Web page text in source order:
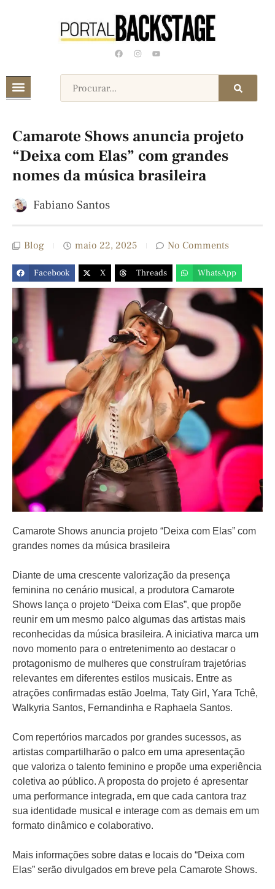
Camarote Shows anuncia projeto
“Deixa com Elas” com grandes
nomes da música brasileira
Fabiano Santos
Blog maio 22, 2025 No Comments
Facebook X Threads WhatsApp
Camarote Shows anuncia projeto “Deixa com Elas” com
grandes nomes da música brasileira
Diante de uma crescente valorização da presença
feminina no cenário musical, a produtora Camarote
Shows lança o projeto “Deixa com Elas”, que propõe
reunir em um mesmo palco algumas das artistas mais
reconhecidas da música brasileira. A iniciativa marca um
novo momento para o entretenimento ao destacar o
protagonismo de mulheres que construíram trajetórias
relevantes em diferentes estilos musicais. Entre as
atrações confirmadas estão Joelma, Taty Girl, Yara Tchê,
Walkyria Santos, Fernandinha e Raphaela Santos.
Com repertórios marcados por grandes sucessos, as
artistas compartilharão o palco em uma apresentação
que valoriza o talento feminino e propõe uma experiência
coletiva ao público. A proposta do projeto é apresentar
uma performance integrada, em que cada cantora traz
sua identidade musical e interage com as demais em um
formato dinâmico e colaborativo.
Mais informações sobre datas e locais do “Deixa com
Elas” serão divulgados em breve pela Camarote Shows.